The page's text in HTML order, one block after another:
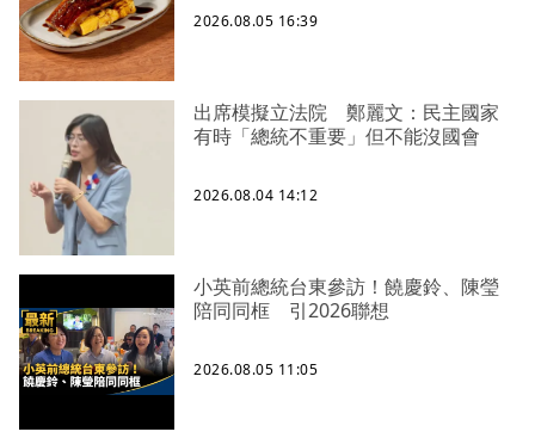
2026.08.05 16:39
出席模擬立法院 鄭麗文：民主國家
有時「總統不重要」但不能沒國會
2026.08.04 14:12
小英前總統台東參訪！饒慶鈴、陳瑩
陪同同框 引2026聯想
2026.08.05 11:05